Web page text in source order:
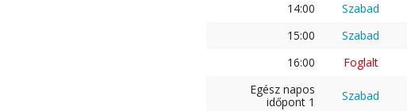
14:00
Szabad
15:00
Szabad
16:00
Foglalt
Egész napos
időpont 1
Szabad